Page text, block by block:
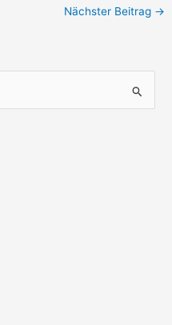
Nächster Beitrag →